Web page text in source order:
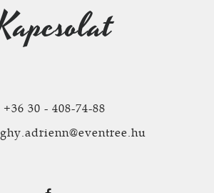
+36 30 - 408-74-88